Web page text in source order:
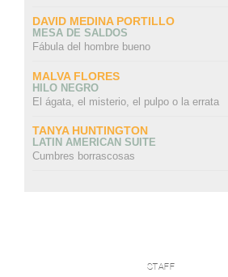
DAVID MEDINA PORTILLO
MESA DE SALDOS
Fábula del hombre bueno
MALVA FLORES
HILO NEGRO
El ágata, el misterio, el pulpo o la errata
TANYA HUNTINGTON
LATIN AMERICAN SUITE
Cumbres borrascosas
STAFF